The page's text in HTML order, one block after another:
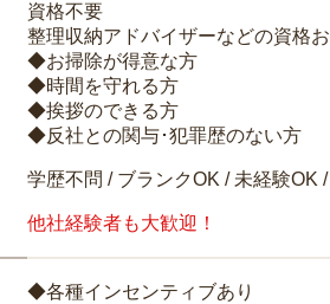
資格不要
整理収納アドバイザーなどの資格
◆お掃除が得意な方
◆時間を守れる方
◆挨拶のできる方
◆反社との関与･犯罪歴のない方
学歴不問 / ブランクOK / 未経験OK
他社経験者も大歓迎！
◆各種インセンティブあり